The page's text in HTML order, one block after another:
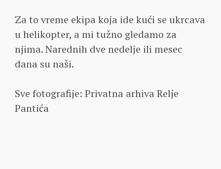
Za to vreme ekipa koja ide kući se ukrcava
u helikopter, a mi tužno gledamo za
njima. Narednih dve nedelje ili mesec
dana su naši.
Sve fotografije: Privatna arhiva Relje
Pantića